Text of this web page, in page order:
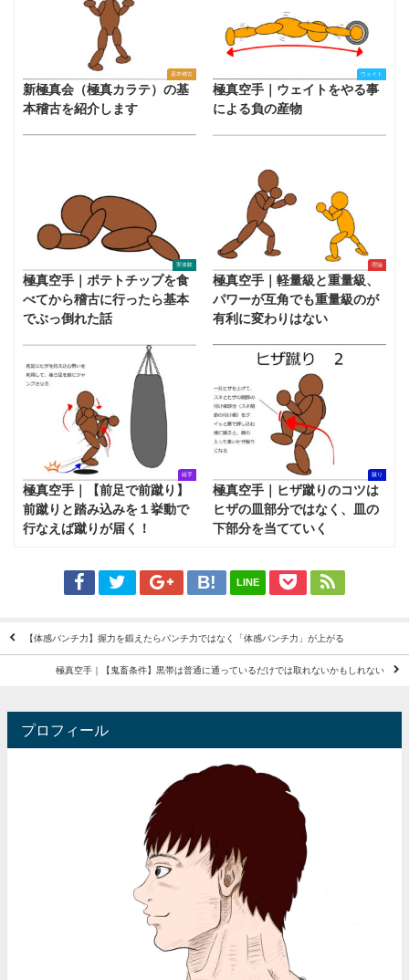
基本稽古
新極真会（極真カラテ）の基
本稽古を紹介します
ウェイト
極真空手｜ウェイトをやる事
による負の産物
実体験
極真空手｜ポテトチップを食
べてから稽古に行ったら基本
でぶっ倒れた話
理論
極真空手｜軽量級と重量級、
パワーが互角でも重量級のが
有利に変わりはない
組手
極真空手｜【前足で前蹴り】
前蹴りと踏み込みを１挙動で
行なえば蹴りが届く！
蹴り
極真空手｜ヒザ蹴りのコツは
ヒザの皿部分ではなく、皿の
下部分を当てていく
LINE
【体感パンチ力】握力を鍛えたらパンチ力ではなく「体感パンチ力」が上がる
極真空手｜【鬼畜条件】黒帯は普通に通っているだけでは取れないかもしれない
プロフィール